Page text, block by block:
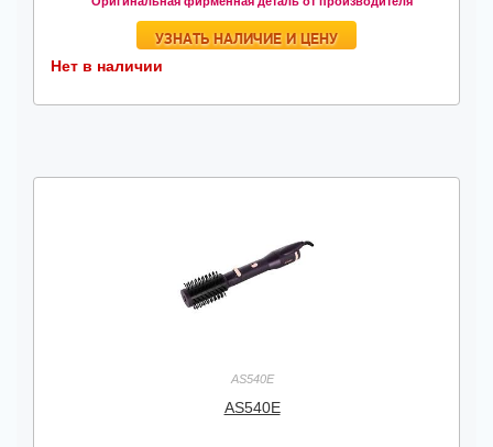
УЗНАТЬ НАЛИЧИЕ И ЦЕНУ
Нет в наличии
AS540E
AS540E